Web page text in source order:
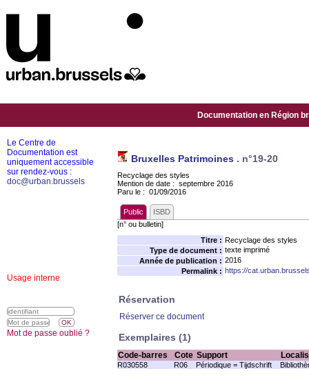
Documentation en Région
Bruxelles Patrimoines . n°19-20
Recyclage des styles
Mention de date : septembre 2016
Paru le : 01/09/2016
Public
ISBD
[n° ou bulletin]
Titre : Recyclage des styles
Type de document : texte imprimé
Année de publication : 2016
Permalink : https://
Réservation
Réserver ce document
Exemplaires (1)
Code-barres Cote Support
R030558 R06 Périodique = Tijdschrift
Le Centre de
Documentation est
uniquement accessible
sur rendez-vous :
doc@urban.brussels
Usage interne
Mot de passe oublié ?